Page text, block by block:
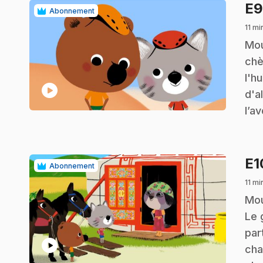
Abonnement
play_circle
E9
11
.
Abonnement
play_circle
11
.
Le